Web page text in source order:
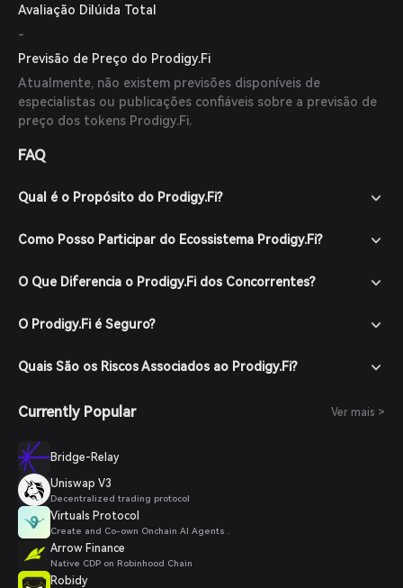
Avaliação Dilúida Total
-
Previsão de Preço do Prodigy.Fi
Atualmente, não existem previsões disponíveis de
especialistas ou publicações confiáveis sobre a previsão de
preço dos tokens Prodigy.Fi.
FAQ
Qual é o Propósito do Prodigy.Fi?
Como Posso Participar do Ecossistema Prodigy.Fi?
O Que Diferencia o Prodigy.Fi dos Concorrentes?
O Prodigy.Fi é Seguro?
Quais São os Riscos Associados ao Prodigy.Fi?
Currently Popular Ver mais >
Bridge-Relay
Uniswap V3
Decentralized trading protocol
Virtuals Protocol
Create and Co-own Onchain AI Agents .
Arrow Finance
Native CDP on Robinhood Chain
Robidy